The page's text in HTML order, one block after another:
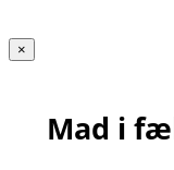
×
Mad i